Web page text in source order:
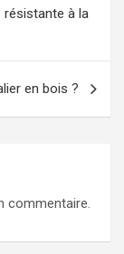
résistante à la
en bois ?
commentaire.